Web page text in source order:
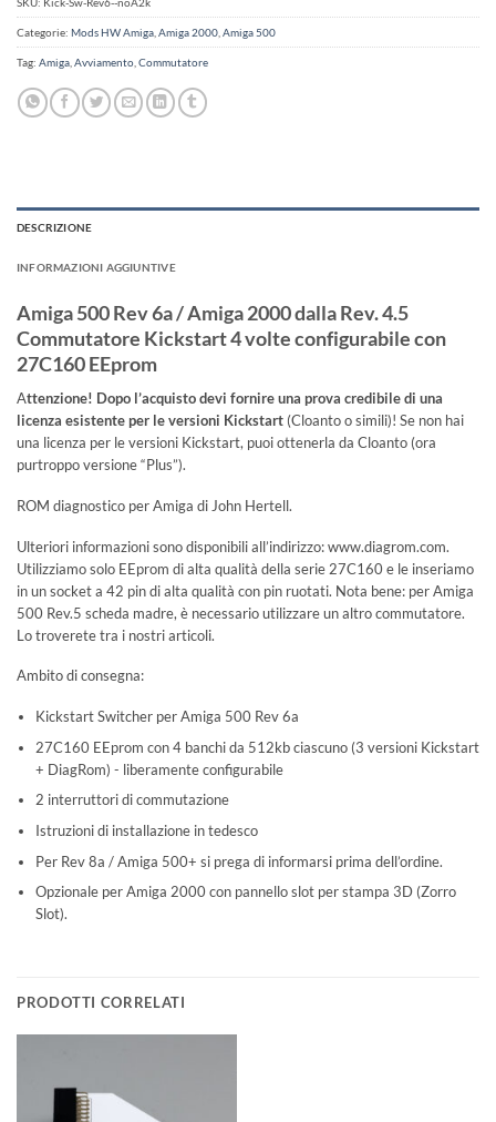
Categorie: Mods HW Amiga Amiga 2000 Amiga 500
Tag: Amiga Avviamento Commutatore
DESCRIZIONE
INFORMAZIONI AGGIUNTIVE
Amiga 500 Rev 6a / Amiga 2000 dalla Rev. 4.5
Commutatore Kickstart 4 volte configurabile con
27C160 EEprom
Attenzione! Dopo l’acquisto devi fornire una prova credibile di una
licenza esistente per le versioni Kickstart (Cloanto o simili)! Se non hai
una licenza per le versioni Kickstart, puoi ottenerla da Cloanto (ora
purtroppo versione “Plus”).
ROM diagnostico per Amiga di John Hertell.
Ulteriori informazioni sono disponibili all’indirizzo: www.diagrom.com.
Utilizziamo solo EEprom di alta qualità della serie 27C160 e le inseriamo
in un socket a 42 pin di alta qualità con pin ruotati. Nota bene: per Amiga
500 Rev.5 scheda madre, è necessario utilizzare un altro commutatore.
Lo troverete tra i nostri articoli.
Ambito di consegna:
Kickstart Switcher per Amiga 500 Rev 6a
27C160 EEprom con 4 banchi da 512kb ciascuno (3 versioni Kickstart
+ DiagRom) - liberamente configurabile
2 interruttori di commutazione
Istruzioni di installazione in tedesco
Per Rev 8a / Amiga 500+ si prega di informarsi prima dell’ordine.
Opzionale per Amiga 2000 con pannello slot per stampa 3D (Zorro
Slot).
PRODOTTI CORRELATI